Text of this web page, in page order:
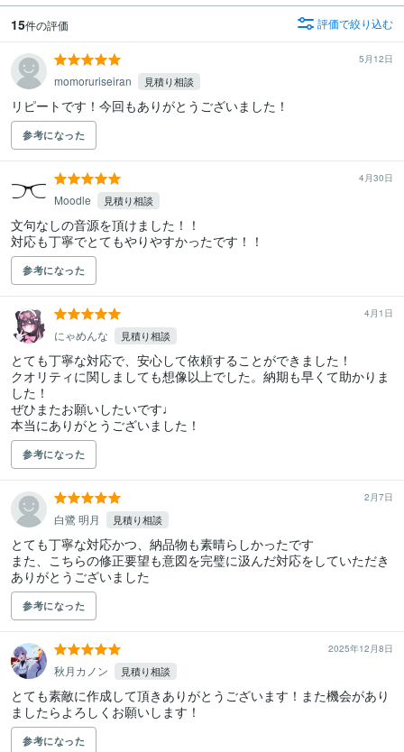
15件の評価 評価で絞り込む
5月12日
momoruriseiran 見積り相談
リピートです！今回もありがとうございました！
参考になった
4月30日
Moodle 見積り相談
文句なしの音源を頂けました！！
対応も丁寧でとてもやりやすかったです！！
参考になった
4月1日
にゃめんな 見積り相談
とても丁寧な対応で、安心して依頼することができました！
クオリティに関しましても想像以上でした。納期も早くて助かりま
した！
ぜひまたお願いしたいです♩
本当にありがとうございました！
参考になった
2月7日
白鷺 明月 見積り相談
とても丁寧な対応かつ、納品物も素晴らしかったです
また、こちらの修正要望も意図を完璧に汲んだ対応をしていただき
ありがとうございました
参考になった
2025年12月8日
秋月カノン 見積り相談
とても素敵に作成して頂きありがとうございます！また機会があり
ましたらよろしくお願いします！
参考になった